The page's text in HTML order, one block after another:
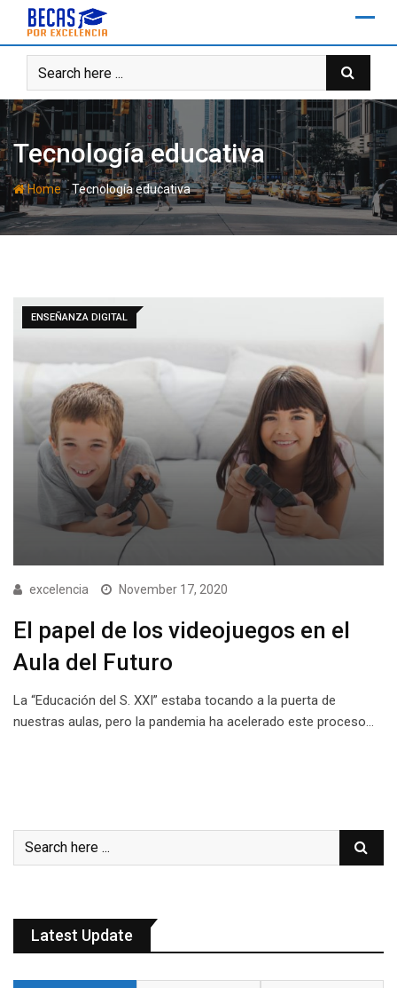
content
Tecnología educativa
Home-Tecnología educativa
ENSEÑANZA DIGITAL
excelencia November 17, 2020
El papel de los videojuegos en el
Aula del Futuro
La “Educación del S. XXI” estaba tocando a la puerta de
nuestras aulas, pero la pandemia ha acelerado este proceso…
Latest Update